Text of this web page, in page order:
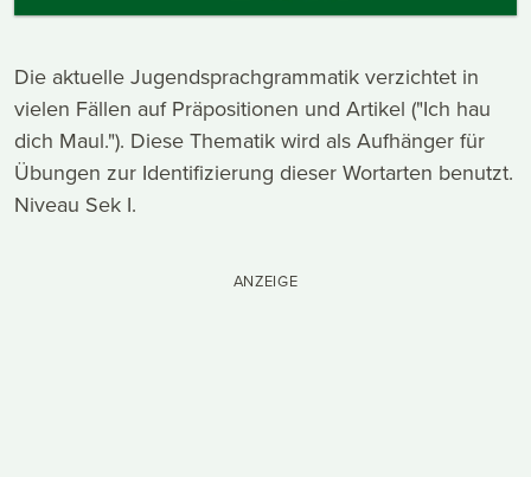
Die aktuelle Jugendsprachgrammatik verzichtet in
vielen Fällen auf Präpositionen und Artikel ("Ich hau
dich Maul."). Diese Thematik wird als Aufhänger für
Übungen zur Identifizierung dieser Wortarten benutzt.
Niveau Sek I.
ANZEIGE